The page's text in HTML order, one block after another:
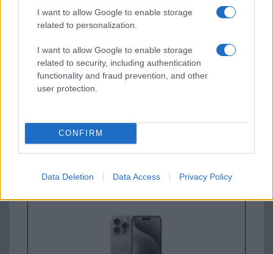
I want to allow Google to enable storage
related to personalization.
I want to allow Google to enable storage
related to security, including authentication
functionality and fraud prevention, and other
user protection.
CONFIRM
Data Deletion Data Access Privacy Policy
Apple iPhone 16e
Nyugati GSM
195.000 Ft (új)